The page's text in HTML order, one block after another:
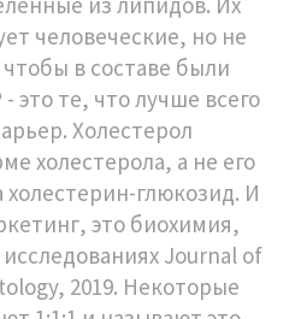
человеческие, но не
в составе были
- это те, что лучше всего
Холестерол
холестерола, а не его
глюкозид. И
это биохимия,
Journal of
2019. Некоторые